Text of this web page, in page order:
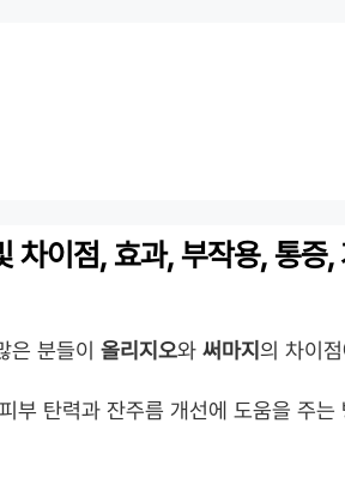
차이점, 효과, 부작용, 통증,
은 분들이 올리지오와 써마지의 차이
부 탄력과 잔주름 개선에 도움을 주